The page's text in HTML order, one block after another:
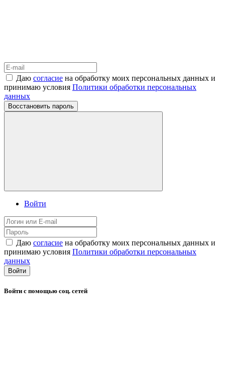
Даю согласие на обработку моих персональных данных и
принимаю условия Политики обработки персональных
данных
Восстановить пароль
Войти
Даю согласие на обработку моих персональных данных и
принимаю условия Политики обработки персональных
данных
Войти
Войти с помощью соц. сетей